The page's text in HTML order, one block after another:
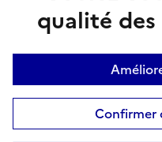
qualité
Confirmer